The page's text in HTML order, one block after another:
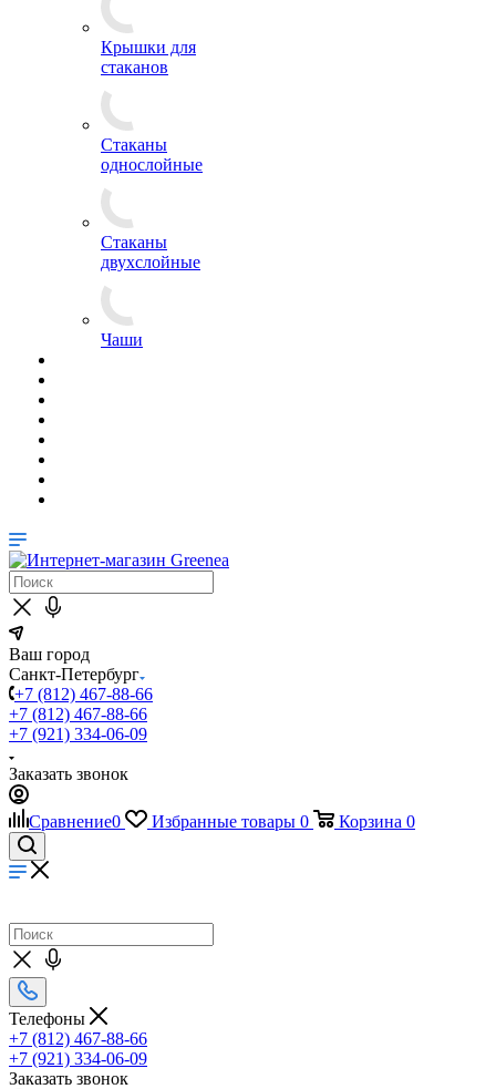
Крышки для
стаканов
Стаканы
однослойные
Стаканы
двухслойные
Чаши
Ваш город
Санкт-Петербург
+7 (812) 467-88-66
+7 (812) 467-88-66
+7 (921) 334-06-09
Заказать звонок
Сравнение0 Избранные товары 0 Корзина 0
Телефоны
+7 (812) 467-88-66
+7 (921) 334-06-09
Заказать звонок